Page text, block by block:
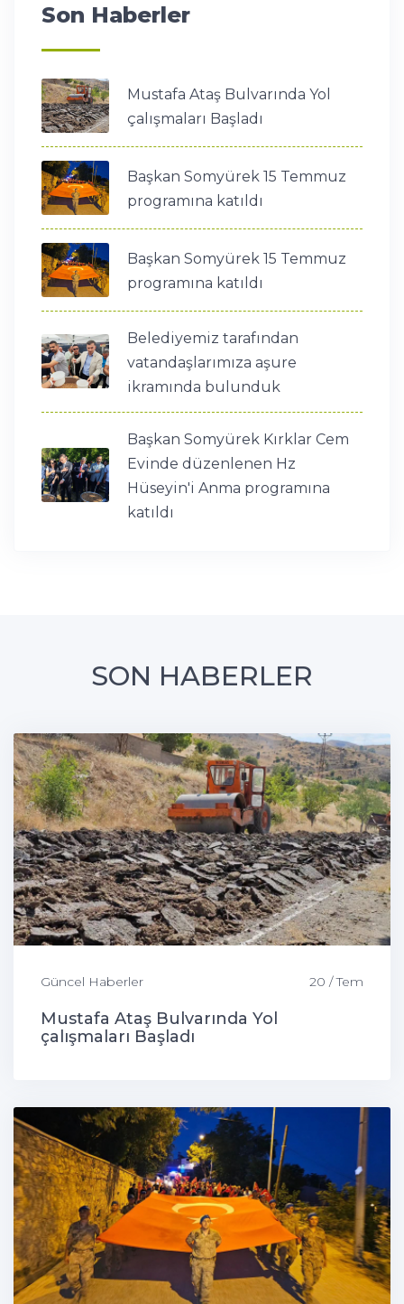
Son Haberler
Mustafa Ataş Bulvarında Yol
çalışmaları Başladı
Başkan Somyürek 15 Temmuz
programına katıldı
Başkan Somyürek 15 Temmuz
programına katıldı
Belediyemiz tarafından
vatandaşlarımıza aşure
ikramında bulunduk
Başkan Somyürek Kırklar Cem
Evinde düzenlenen Hz
Hüseyin'i Anma programına
katıldı
SON HABERLER
Güncel Haberler 20 / Tem
Mustafa Ataş Bulvarında Yol
çalışmaları Başladı